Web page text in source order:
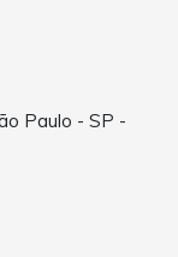
Paulo - SP -